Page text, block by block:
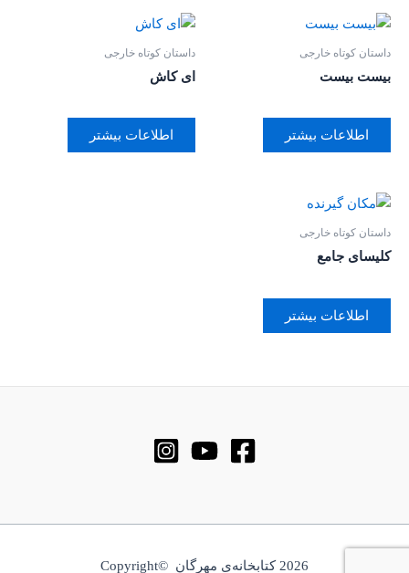
داستان کوتاه خارجی
بیست بیست
اطلاعات بیشتر
داستان کوتاه خارجی
ای کاش
اطلاعات بیشتر
داستان کوتاه خارجی
کلیسای جامع
اطلاعات بیشتر
2026 کتابخانه‌ی مهرگان ©Copyright